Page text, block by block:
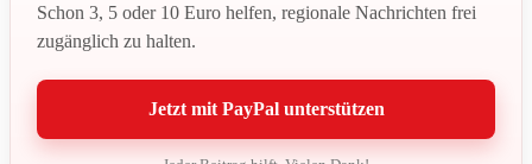
Schon 3, 5 oder 10 Euro helfen, regionale Nachrichten frei
zugänglich zu halten.
Jetzt mit PayPal unterstützen